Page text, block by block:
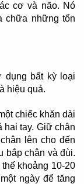
cơ và não. Nó
chữa những tổn
dụng bất kỳ loại
hiệu quả.
chiếc khăn dài
hai tay. Giữ chân
lên cho đến
bắp chân và đùi.
khoảng 10-20
ngày để tăng